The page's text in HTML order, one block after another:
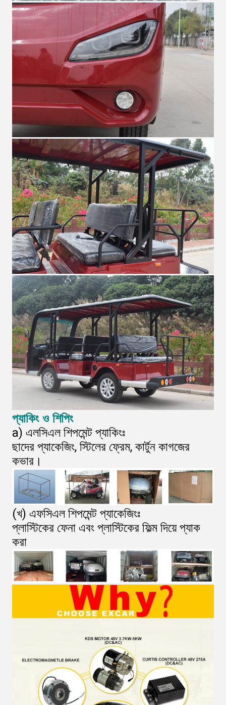
প্যাকিং ও শিপিং
a) এলসিএল শিপমেন্ট প্যাকিংঃ
ছাদের প্যাকেজিং, স্টিলের ফ্রেম, কার্টুন কাগজের
কভার।
(খ) এফসিএল শিপমেন্ট প্যাকেজিংঃ
প্লাস্টিকের ফেনা এবং প্লাস্টিকের ফিল্ম দিয়ে প্যাক
করা